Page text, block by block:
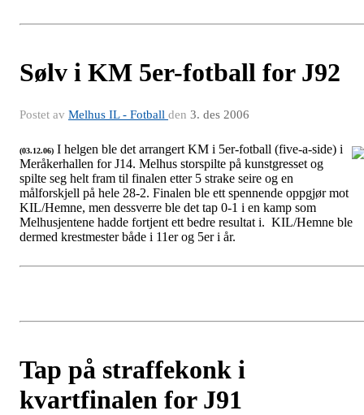
Sølv i KM 5er-fotball for J92
Postet av Melhus IL - Fotball den 3. des 2006
(03.12.06) I helgen ble det arrangert KM i 5er-fotball (five-a-side) i
Meråkerhallen for J14. Melhus storspilte på kunstgresset og
spilte seg helt fram til finalen etter 5 strake seire og en
målforskjell på hele 28-2. Finalen ble ett spennende oppgjør mot
KIL/Hemne, men dessverre ble det tap 0-1 i en kamp som
Melhusjentene hadde fortjent ett bedre resultat i. KIL/Hemne ble
dermed krestmester både i 11er og 5er i år.
Tap på straffekonk i
kvartfinalen for J91